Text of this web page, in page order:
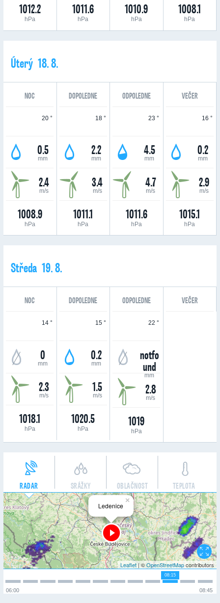
1012.2
hPa
1011.6
hPa
1010.9
hPa
1008.1
hPa
Úterý 18. 8.
NOC DOPOLEDNE ODPOLEDNE VEČER
20 °
0.5
mm
2.4
m/s
1008.9
hPa
18 °
2.2
mm
3.4
m/s
1011.1
hPa
23 °
4.5
mm
4.7
m/s
1011.6
hPa
16 °
0.2
mm
2.9
m/s
1015.1
hPa
Středa 19. 8.
NOC DOPOLEDNE ODPOLEDNE VEČER
14 °
0
mm
2.3
m/s
1018.1
hPa
15 °
0.2
mm
1.5
m/s
1020.5
hPa
22 °
notfo
und
mm
2.8
m/s
1019
hPa
RADAR SRÁŽKY OBLAČNOST TEPLOTA
×
Ledenice
Leaflet| ©OpenStreetMapcontributors
08:15
08:45
06:00